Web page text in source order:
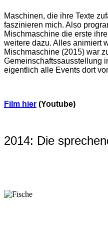
Maschinen, die ihre Texte
faszinieren mich. Also
Mischmaschine die erste
weitere dazu. Alles animiert
Mischmaschine (2015) war
Gemeinschaftssausstellung
eigentlich alle Events dort
Film hier (Youtube)
2014: Die